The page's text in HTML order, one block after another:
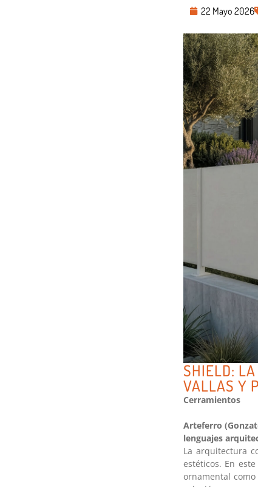
22 Mayo 2026
SHIELD: LA
VALLAS Y
Cerramientos
Arteferro
lenguajes
La arquitectura
estéticos. En
ornamental